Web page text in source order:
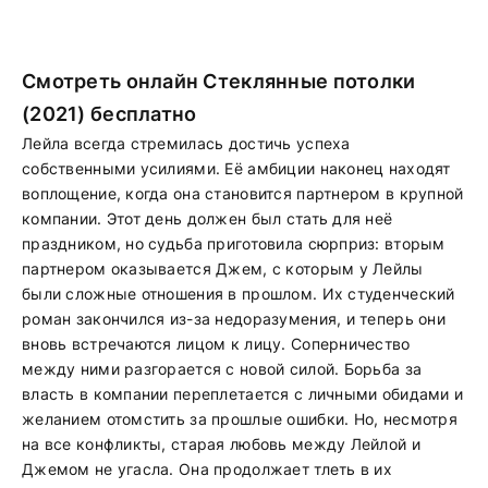
Смотреть онлайн Стеклянные потолки
(2021) бесплатно
Лейла всегда стремилась достичь успеха
собственными усилиями. Её амбиции наконец находят
воплощение, когда она становится партнером в крупной
компании. Этот день должен был стать для неё
праздником, но судьба приготовила сюрприз: вторым
партнером оказывается Джем, с которым у Лейлы
были сложные отношения в прошлом. Их студенческий
роман закончился из-за недоразумения, и теперь они
вновь встречаются лицом к лицу. Соперничество
между ними разгорается с новой силой. Борьба за
власть в компании переплетается с личными обидами и
желанием отомстить за прошлые ошибки. Но, несмотря
на все конфликты, старая любовь между Лейлой и
Джемом не угасла. Она продолжает тлеть в их